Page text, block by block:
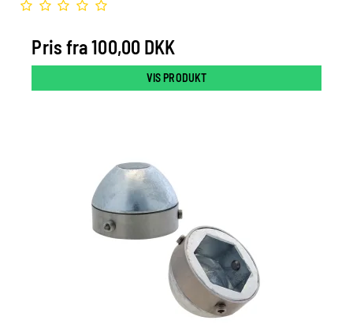
Pris fra100,00 DKK
VIS PRODUKT